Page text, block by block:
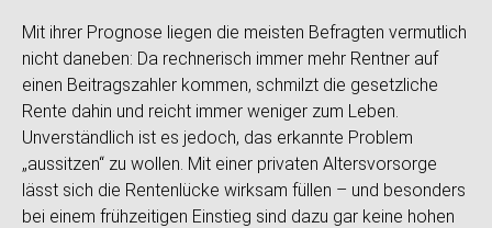
Mit ihrer Prognose liegen die meisten Befragten vermutlich
nicht daneben: Da rechnerisch immer mehr Rentner auf
einen Beitragszahler kommen, schmilzt die gesetzliche
Rente dahin und reicht immer weniger zum Leben.
Unverständlich ist es jedoch, das erkannte Problem
„aussitzen“ zu wollen. Mit einer privaten Altersvorsorge
lässt sich die Rentenlücke wirksam füllen – und besonders
bei einem frühzeitigen Einstieg sind dazu gar keine hohen